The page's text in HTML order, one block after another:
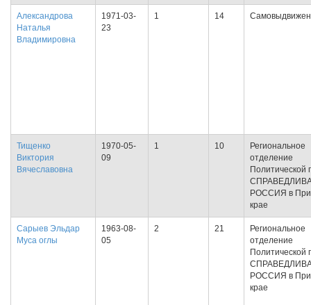
Александрова
Наталья
Владимировна
1971-03-
23
1 14
Тищенко
Виктория
Вячеславовна
1970-05-
09
1 10
Региональное
отделение
Политической
РОССИЯ в
крае
Сарыев Эльдар
Муса оглы
1963-08-
05
2 21
Региональное
отделение
Политической
РОССИЯ в
крае